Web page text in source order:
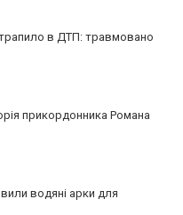
в ДТП: травмовано
прикордонника Романа
водяні арки для